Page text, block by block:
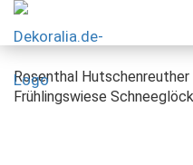
Rosenthal Hutschenreuther
Frühlingswiese